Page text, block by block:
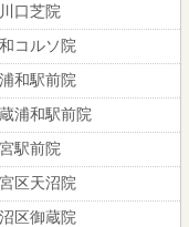
口芝院
コルソ院
和駅前院
浦和駅前院
駅前院
区天沼院
区御蔵院